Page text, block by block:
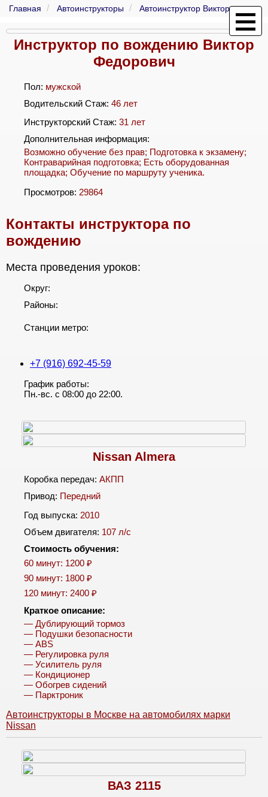
Главная Автоинструкторы Автоинструктор Виктор
Инструктор по вождению Виктор
Федорович
Пол: мужской
Водительский Стаж: 46 лет
Инструкторский Стаж: 31 лет
Дополнительная информация:
Возможно обучение без прав; Подготовка к экзамену;
Контраварийная подготовка; Есть оборудованная
площадка; Обучение по маршруту ученика.
Просмотров: 29864
Контакты инструктора по
вождению
Места проведения уроков:
Округ:
Районы:
Станции метро:
+7 (916) 692-45-59
График работы:
Пн.-вс. с 08:00 до 22:00.
Nissan Almera
Коробка передач: АКПП
Привод: Передний
Год выпуска: 2010
Объем двигателя: 107 л/c
Стоимость обучения:
60 минут: 1200 ₽
90 минут: 1800 ₽
120 минут: 2400 ₽
Краткое описание:
— Дублирующий тормоз
— Подушки безопасности
— ABS
— Регулировка руля
— Усилитель руля
— Кондиционер
— Обогрев сидений
— Парктроник
Автоинструкторы в Москве на автомобилях марки
Nissan
ВАЗ 2115